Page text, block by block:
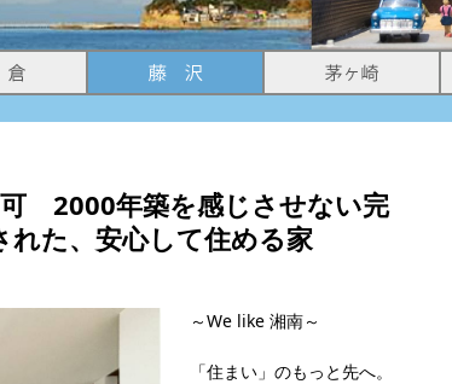
2000年築を感じさせない完
れた、安心して住める家
～We like 湘南～
「住まい」のもっと先へ。